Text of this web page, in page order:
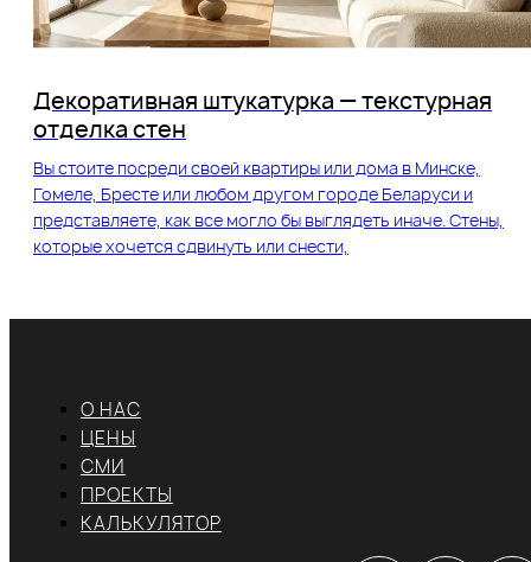
Декоративная штукатурка — текстурная
отделка стен
Вы стоите посреди своей квартиры или дома в Минске,
Гомеле, Бресте или любом другом городе Беларуси и
представляете, как все могло бы выглядеть иначе. Стены,
которые хочется сдвинуть или снести,
О НАС
ЦЕНЫ
СМИ
ПРОЕКТЫ
КАЛЬКУЛЯТОР